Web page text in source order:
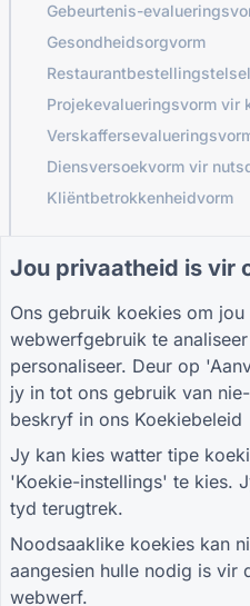
Gebeurtenis-
Gesondheidsorgvorm
Projekevalueringsvorm vir
Diensversoekvorm vir
Kliëntbetrokkenheidvorm
SLUIT AAN BY DIE GEMEENSKAP
Hulpsentrum
Blog
TIGER FORM Gids
Oor ons
Kontak ons
© 2026 QR Form
Jou privaatheid is vir
Ons gebruik koekies om
webwerfgebruik te
personaliseer. Deur op
jy in tot ons gebruik van
beskryf in ons Koekiebeleid
Jy kan kies watter tipe
'Koekie-instellings' te kies.
tyd terugtrek.
Noodsaaklike koekies kan
aangesien hulle nodig is vir
webwerf.